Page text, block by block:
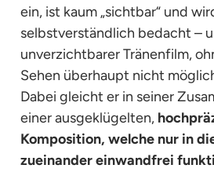
ein, ist kaum „sichtbar“ und
selbstverständlich bedacht –
unverzichtbarer Tränenfilm,
Sehen überhaupt nicht
Dabei gleicht er in seiner
einer ausgeklügelten,
Komposition, welche nur in
zueinander einwandfrei